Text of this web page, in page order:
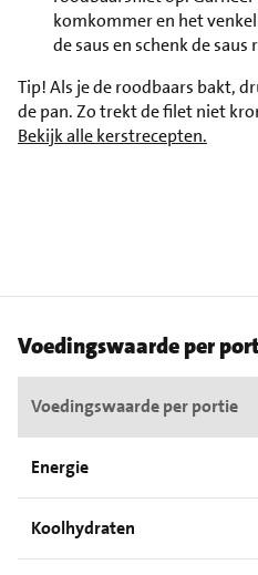
komkommer en het
de saus en schenk de saus
Tip!Als je de roodbaars bakt,
de pan. Zo trekt de filet niet
Bekijk alle kerstrecepten.
Voedingswaarde per
Voedingswaarde per portie
Energie
Koolhydraten